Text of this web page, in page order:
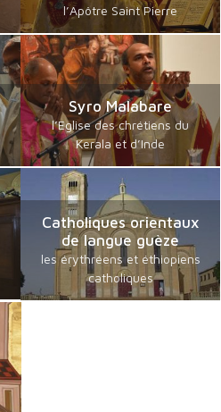
l’Apôtre Saint Pierre
Syro Malabare
l’Eglise des chrétiens du
Kerala et d’Inde
Catholiques orientaux
de langue guèze
les érythréens et éthiopiens
catholiques